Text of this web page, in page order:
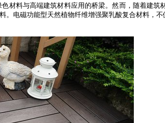
材料与高端建筑材料应用的桥梁。然而，随着建
电磁功能型天然植物纤维增强聚乳酸复合材料，